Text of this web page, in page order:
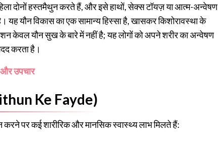
दोनों हस्तमैथुन करते हैं, और इसे हाथों, सेक्स टॉयज़ या आत्म-अन्वेषण
यौन विकास का एक सामान्य हिस्सा है, खासकर किशोरावस्था के
केवल यौन सुख के बारे में नहीं है; यह लोगों को अपने शरीर का अन्वेषण
करता है।
उपचार
Ke Fayde)
पर कई शारीरिक और मानसिक स्वास्थ्य लाभ मिलते हैं: